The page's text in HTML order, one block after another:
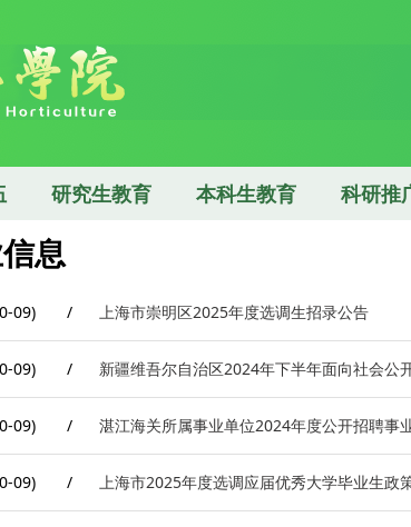
研究生教育 本科生教育 科研推
息
09) / 上海市崇明区2025年度选调生招录公告
09) / 新疆维吾尔自治区2024年下半年面向社会公
09) / 湛江海关所属事业单位2024年度公开招聘事
09) / 上海市2025年度选调应届优秀大学毕业生政